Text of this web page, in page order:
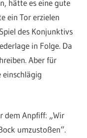
hätte es eine gute
ein Tor erzielen
des Konjunktivs
in Folge. Da
Aber für
dem Anpfiff: „Wir
umzustoßen“.